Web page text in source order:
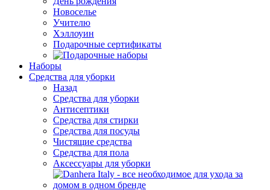
Новоселье
Учителю
Хэллоуин
Подарочные сертификаты
Наборы
Средства для уборки
Назад
Средства для уборки
Антисептики
Средства для стирки
Средства для посуды
Чистящие средства
Средства для пола
Аксессуары для уборки